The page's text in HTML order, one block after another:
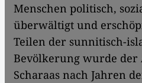
Menschen politisch,
überwältigt und
Teilen der sunnitisch-
Bevölkerung wurde der
Scharaas nach Jahren